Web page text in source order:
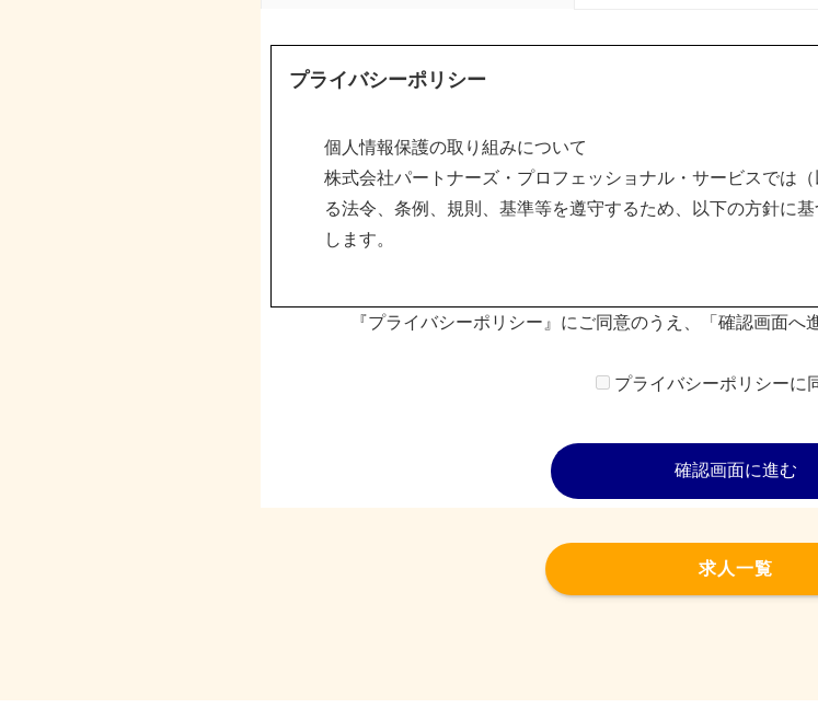
プライバシーポリシー
個人情報保護の取り組みについて
株式会社パートナーズ・プロフェッショナル・サービスでは
る法令、条例、規則、基準等を遵守するため、以下の方針に
します。
弊社は事業目的遂行のため、利用目的を明確にした上で適切
『プライバシーポリシー』にご同意のうえ、「確認画面へ
プライバシーポリシーに
求人一覧